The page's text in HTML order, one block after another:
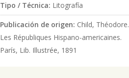
Tipo / Técnica: Litografía
Publicación de origen: Child, Théodore.
Les Républiques Hispano-americaines.
París, Lib. Illustrée, 1891